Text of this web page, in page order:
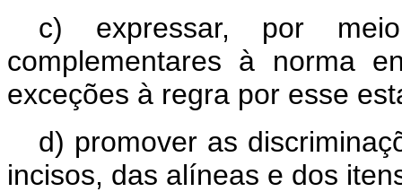
c) expressar, por
complementares à norma
exceções à regra por esse
d) promover as
incisos, das alíneas e dos